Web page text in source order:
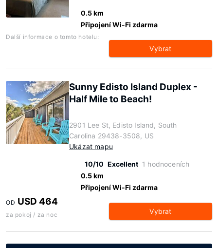
0.5 km
Připojení Wi-Fi zdarma
Další informace o tomto hotelu:
Vybrat
Sunny Edisto Island Duplex -
Half Mile to Beach!
2901 Lee St, Edisto Island, South
Carolina 29438-3508, US
Ukázat mapu
10/10 Excellent 1 hodnoceních
0.5 km
Připojení Wi-Fi zdarma
OD USD 464
za pokoj / za noc Vybrat